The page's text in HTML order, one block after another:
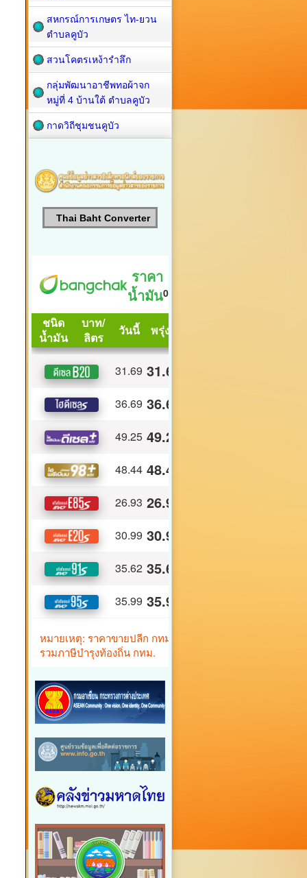
สหกรณ์การเกษตร ไท-ยวน
ตำบลคูบัว
สวนโคตรเหง้ารำลึก
กลุ่มพัฒนาอาชีพทอผ้าจก
หมู่ที่ 4 บ้านใต้ ตำบลคูบัว
กาดวิถีชุมชนคูบัว
Thai Baht Converter